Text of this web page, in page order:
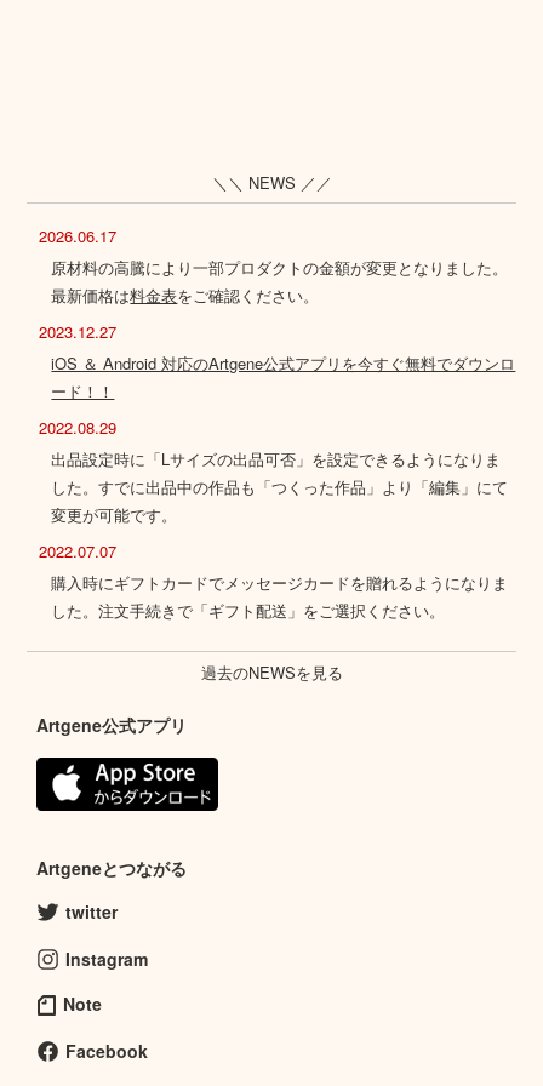
＼＼ NEWS ／／
2026.06.17
原材料の高騰により一部プロダクトの金額が変更となりました。
最新価格は料金表をご確認ください。
2023.12.27
iOS ＆ Android 対応のArtgene公式アプリを今すぐ無料でダウンロ
ード！！
2022.08.29
出品設定時に「Lサイズの出品可否」を設定できるようになりま
した。すでに出品中の作品も「つくった作品」より「編集」にて
変更が可能です。
2022.07.07
購入時にギフトカードでメッセージカードを贈れるようになりま
した。注文手続きで「ギフト配送」をご選択ください。
過去のNEWSを見る
Artgene公式アプリ
Artgeneとつながる
twitter
Instagram
Note
Facebook